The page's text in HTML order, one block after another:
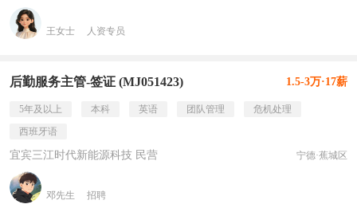
王女士 人资专员
后勤服务主管-签证 (MJ051423) 1.5-3万·17薪
5年及以上 本科 英语 团队管理
危机处理
西班牙语
宜宾三江时代新能源科技 民营 宁德·蕉城区
邓先生 招聘